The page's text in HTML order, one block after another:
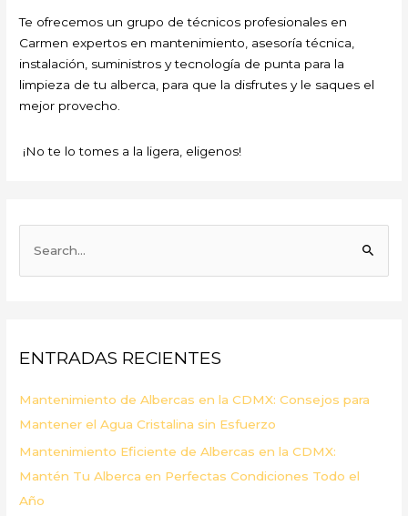
Te ofrecemos un grupo de técnicos profesionales en
Carmen expertos en mantenimiento, asesoría técnica,
instalación, suministros y tecnología de punta para la
limpieza de tu alberca, para que la disfrutes y le saques el
mejor provecho.
¡No te lo tomes a la ligera, eligenos!
r
o
r
:
ENTRADAS RECIENTES
Mantenimiento de Albercas en la CDMX: Consejos para
Mantener el Agua Cristalina sin Esfuerzo
Mantenimiento Eficiente de Albercas en la CDMX:
Mantén Tu Alberca en Perfectas Condiciones Todo el
Año